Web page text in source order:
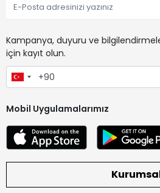
Kampanya, duyuru ve
için kayıt olun.
Mobil Uygulamalarımız